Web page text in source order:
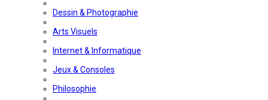
Dessin & Photographie
Arts Visuels
Internet & Informatique
Jeux & Consoles
Philosophie